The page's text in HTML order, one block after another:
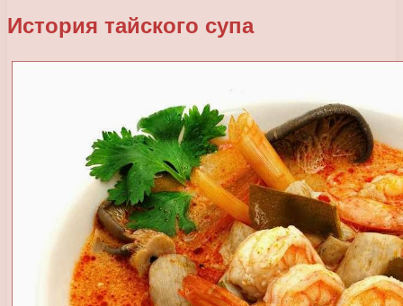
История тайского супа